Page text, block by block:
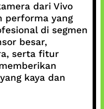
dari Vivo
performa yang
di segmen
besar,
serta fitur
kaya dan